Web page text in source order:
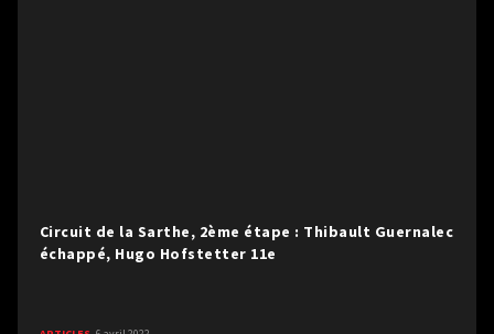
Circuit de la Sarthe, 2ème étape : Thibault Guernalec
échappé, Hugo Hofstetter 11e